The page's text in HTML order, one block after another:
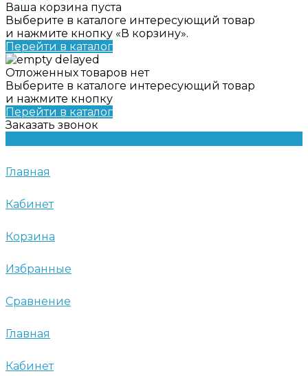
Ваша корзина пуста
Выберите в каталоге интересующий товар
и нажмите кнопку «В корзину».
Перейти в каталог
Отложенных товаров нет
Выберите в каталоге интересующий товар
и нажмите кнопку
Перейти в каталог
Заказать звонок
Главная
Кабинет
Корзина
Избранные
Сравнение
Главная
Кабинет